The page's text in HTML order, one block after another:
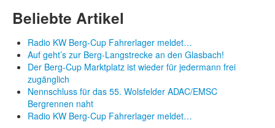
Beliebte Artikel
Radio KW Berg-Cup Fahrerlager meldet…
Auf geht’s zur Berg-Langstrecke an den Glasbach!
Der Berg-Cup Marktplatz ist wieder für jedermann frei
zugänglich
Nennschluss für das 55. Wolsfelder ADAC/EMSC
Bergrennen naht
Radio KW Berg-Cup Fahrerlager meldet…